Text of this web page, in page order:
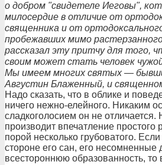
о добром "свидетеле Иеговы",
милосердие в отличие от
священника и от
пробежавших мимо
рассказал эту притчу для того,
своим может стать человек
Мы имеем многих святых —
Августин Блаженный, и
Надо сказать, что в облике и
ничего нежно-елейного. Никаким
сладкоголосием он не отличается.
производит впечатление простого
порой несколько грубоватого.
стороне его сан, его несомненные
всестороннюю образованность, то